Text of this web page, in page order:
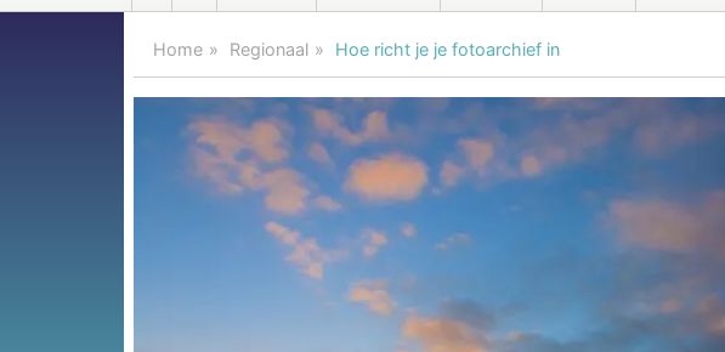
Home Regionaal Hoe richt je je fotoarchief in